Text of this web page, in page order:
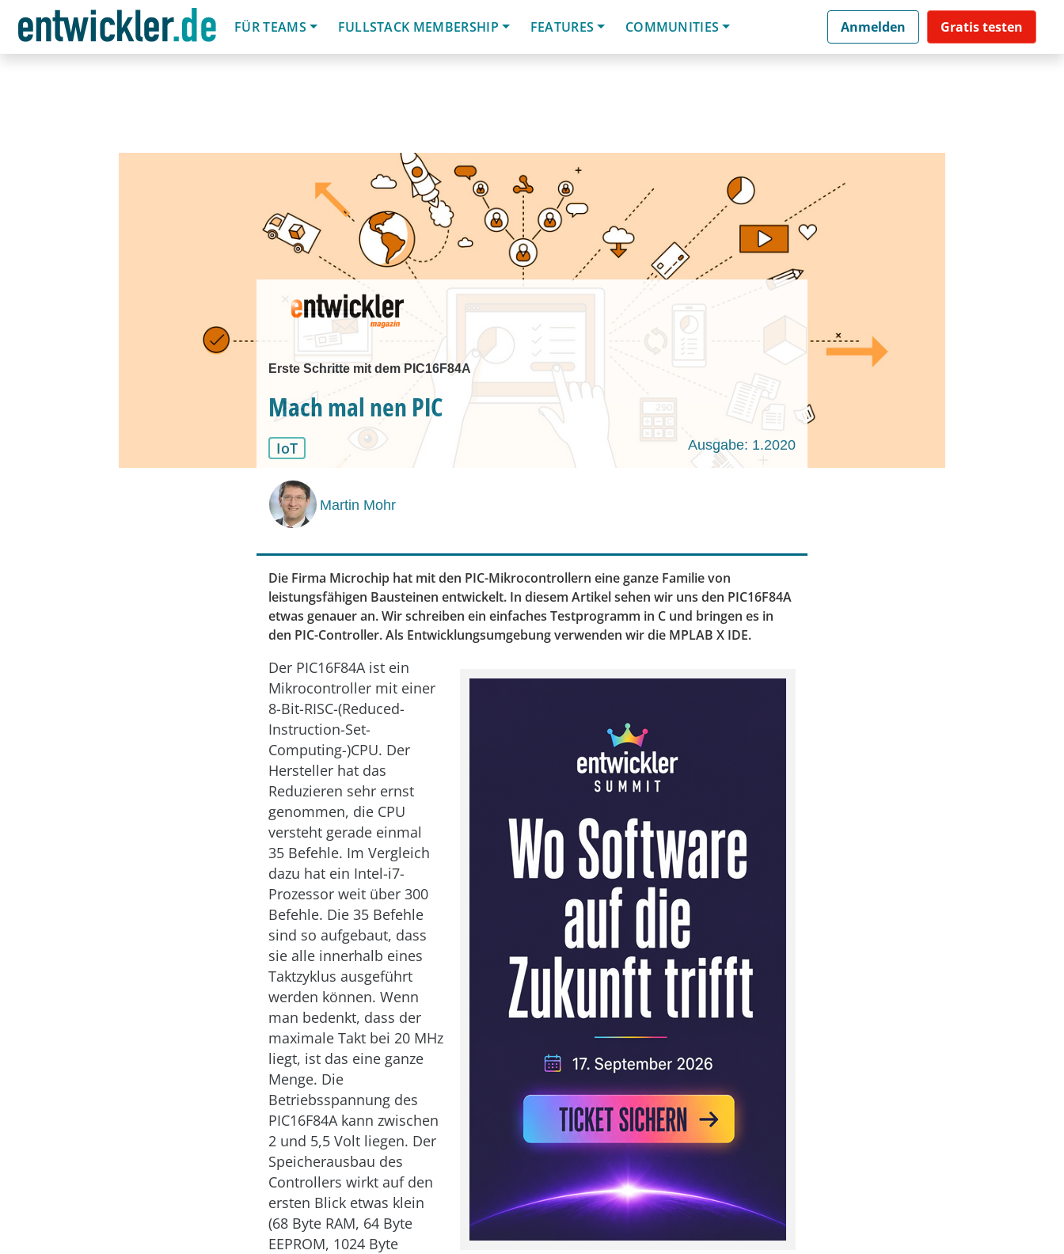
FÜR TEAMS
FULLSTACK MEMBERSHIP FEATURES COMMUNITIES Anmelden Gratis testen
Erste Schritte mit dem PIC16F84A
Mach mal nen PIC
IoT Ausgabe: 1.2020
Martin Mohr
Die Firma Microchip hat mit den PIC-Mikrocontrollern eine ganze Familie von
leistungsfähigen Bausteinen entwickelt. In diesem Artikel sehen wir uns den PIC16F84A
etwas genauer an. Wir schreiben ein einfaches Testprogramm in C und bringen es in
den PIC-Controller. Als Entwicklungsumgebung verwenden wir die MPLAB X IDE.
Der PIC16F84A ist ein
Mikrocontroller mit einer
8-Bit-RISC-(Reduced-
Instruction-Set-
Computing-)CPU. Der
Hersteller hat das
Reduzieren sehr ernst
genommen, die CPU
versteht gerade einmal
35 Befehle. Im Vergleich
dazu hat ein Intel-i7-
Prozessor weit über 300
Befehle. Die 35 Befehle
sind so aufgebaut, dass
sie alle innerhalb eines
Taktzyklus ausgeführt
werden können. Wenn
man bedenkt, dass der
maximale Takt bei 20 MHz
liegt, ist das eine ganze
Menge. Die
Betriebsspannung des
PIC16F84A kann zwischen
2 und 5,5 Volt liegen. Der
Speicherausbau des
Controllers wirkt auf den
ersten Blick etwas klein
(68 Byte RAM, 64 Byte
EEPROM, 1024 Byte